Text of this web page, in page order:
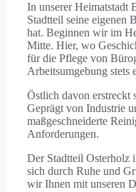
In unserer Heimatstadt
Stadtteil seine eigenen
hat. Beginnen wir im
Mitte. Hier, wo
für die Pflege von
Arbeitsumgebung stets
Östlich davon erstreckt
Geprägt von Industrie
maßgeschneiderte
Anforderungen.
Der Stadtteil Osterholz
sich durch Ruhe und
wir Ihnen mit unseren